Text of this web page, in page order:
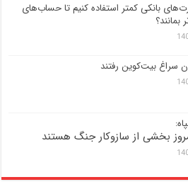
بانکی کمتر استفاده کنیم تا حساب‌های
بمانند؟
سراغ بیت‌کوین رفتند
بخشی از سازوکار جنگ هستند